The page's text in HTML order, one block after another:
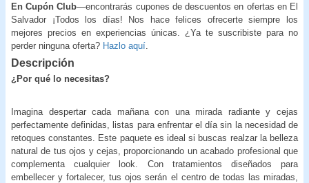
En Cupón Club—encontrarás cupones de descuentos en ofertas en El
Salvador ¡Todos los días! Nos hace felices ofrecerte siempre los
mejores precios en experiencias únicas. ¿Ya te suscribiste para no
perder ninguna oferta? Hazlo aquí
Descripción
¿Por qué lo necesitas?
Imagina despertar cada mañana con una mirada radiante y cejas
perfectamente definidas, listas para enfrentar el día sin la necesidad de
retoques constantes. Este paquete es ideal si buscas realzar la belleza
natural de tus ojos y cejas, proporcionando un acabado profesional que
complementa cualquier look. Con tratamientos diseñados para
embellecer y fortalecer, tus ojos serán el centro de todas las miradas,